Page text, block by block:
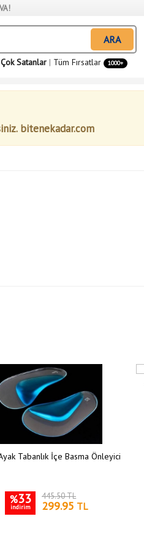
ARA
Çok Satanlar | Tüm Fırsatlar 1000+
bitenekadar.com
Tabanlık İçe Basma Önleyici
%33
indirim
445.50 TL
299.95 TL